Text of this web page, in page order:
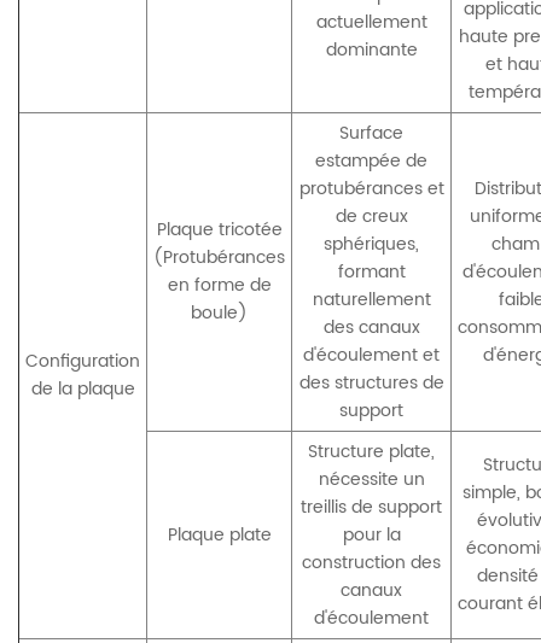
actuellement
dominante
haute
et
Configuration
de la plaque
Plaque tricotée
(Protubérances
en forme de
boule)
Surface
estampée de
protubérances et
de creux
sphériques,
formant
naturellement
des canaux
d'écoulement et
des structures de
support
Plaque plate
Structure plate,
nécessite un
treillis de support
pour la
construction des
canaux
d'écoulement
simple,
courant